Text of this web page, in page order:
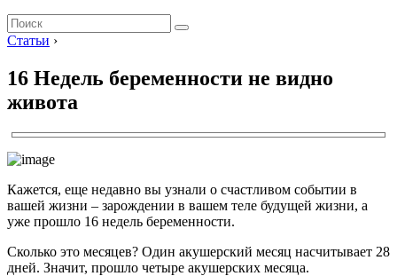
Статьи ›
16 Недель беременности не видно
живота
Кажется, еще недавно вы узнали о счастливом событии в
вашей жизни – зарождении в вашем теле будущей жизни, а
уже прошло 16 недель беременности.
Сколько это месяцев? Один акушерский месяц насчитывает 28
дней. Значит, прошло четыре акушерских месяца.